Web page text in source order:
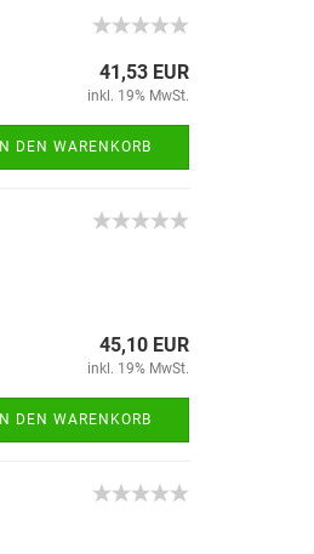
41,53 EUR
inkl. 19% MwSt.
IN DEN WARENKORB
45,10 EUR
inkl. 19% MwSt.
IN DEN WARENKORB